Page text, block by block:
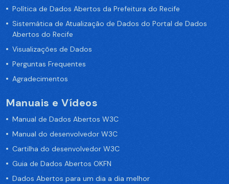
Política de Dados Abertos da Prefeitura do Recife
Sistemática de Atualização de Dados do Portal de Dados
Abertos do Recife
Visualizações de Dados
Perguntas Frequentes
Agradecimentos
Manuais e Vídeos
Manual de Dados Abertos W3C
Manual do desenvolvedor W3C
Cartilha do desenvolvedor W3C
Guia de Dados Abertos OKFN
Dados Abertos para um dia a dia melhor